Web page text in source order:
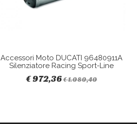
Accessori Moto DUCATI 96480911A
Silenziatore Racing Sport-Line
€ 972,36€ 1.080,40